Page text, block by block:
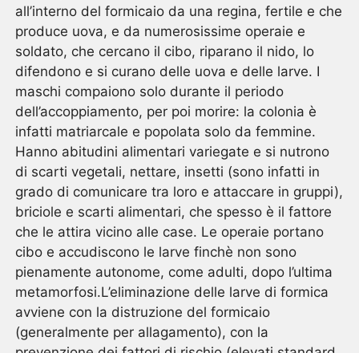
all’interno del formicaio da una regina, fertile e che
produce uova, e da numerosissime operaie e
soldato, che cercano il cibo, riparano il nido, lo
difendono e si curano delle uova e delle larve. I
maschi compaiono solo durante il periodo
dell’accoppiamento, per poi morire: la colonia è
infatti matriarcale e popolata solo da femmine.
Hanno abitudini alimentari variegate e si nutrono
di scarti vegetali, nettare, insetti (sono infatti in
grado di comunicare tra loro e attaccare in gruppi),
briciole e scarti alimentari, che spesso è il fattore
che le attira vicino alle case. Le operaie portano
cibo e accudiscono le larve finchè non sono
pienamente autonome, come adulti, dopo l’ultima
metamorfosi.L’eliminazione delle larve di formica
avviene con la distruzione del formicaio
(generalmente per allagamento), con la